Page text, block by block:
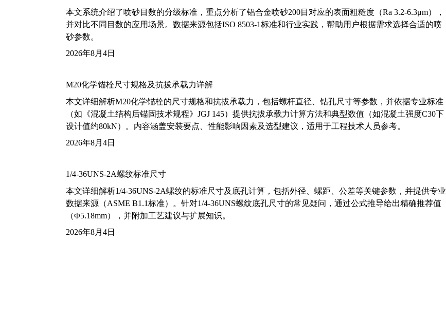
本文系统介绍了喷砂目数的分级标准，重点分析了铝合金喷砂200目对应的表面粗糙度（Ra 3.2-6.3μm），
并对比不同目数的应用场景。数据来源包括ISO 8503-1标准和行业实践，帮助用户根据需求选择合适的喷
砂参数。
2026年8月4日
M20化学锚栓尺寸规格及抗拔承载力详解
本文详细解析M20化学锚栓的尺寸规格和抗拔承载力，包括螺杆直径、钻孔尺寸等参数，并依据专业标准
（如《混凝土结构后锚固技术规程》JGJ 145）提供抗拔承载力计算方法和典型数值（如混凝土强度C30下
设计值约80kN）。内容涵盖安装要点、性能影响因素及选型建议，适用于工程技术人员参考。
2026年8月4日
1/4-36UNS-2A螺纹标准尺寸
本文详细解析1/4-36UNS-2A螺纹的标准尺寸及底孔计算，包括外径、螺距、公差等关键参数，并提供专业
数据来源（ASME B1.1标准）。针对1/4-36UNS螺纹底孔尺寸的常见疑问，通过公式推导给出精确推荐值
（Φ5.18mm），并附加工艺建议与扩展知识。
2026年8月4日